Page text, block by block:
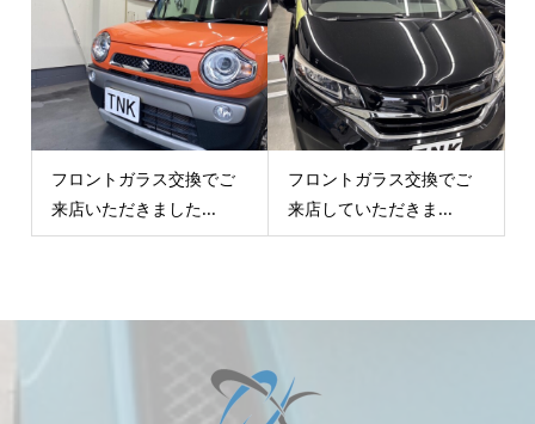
フロントガラス交換でご
来店いただきました...
フロントガラス交換でご
来店していただきま...